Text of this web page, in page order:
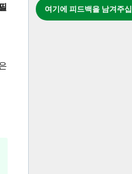
여기에 피드백을 남겨주